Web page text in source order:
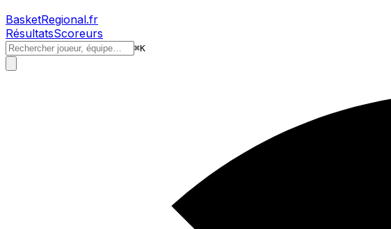
BasketRegional.fr
RésultatsScoreurs
⌘K